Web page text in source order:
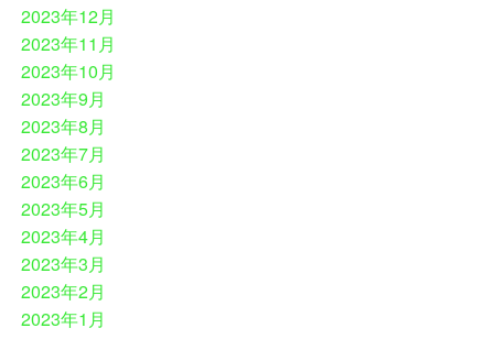
2023年12月
2023年11月
2023年10月
2023年9月
2023年8月
2023年7月
2023年6月
2023年5月
2023年4月
2023年3月
2023年2月
2023年1月